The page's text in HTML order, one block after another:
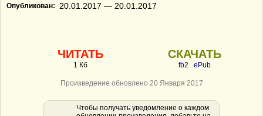
Опубликован: 20.01.2017 — 20.01.2017
ЧИТАТЬ
1 Кб
СКАЧАТЬ
fb2 ePub
Произведение обновлено 20 Января 2017
Чтобы получать уведомление о каждом